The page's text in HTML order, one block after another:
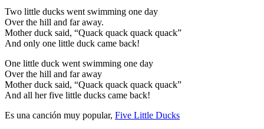
Two little ducks went swimming one day
Over the hill and far away.
Mother duck said, “Quack quack quack quack”
And only one little duck came back!
One little duck went swimming one day
Over the hill and far away
Mother duck said, “Quack quack quack quack”
And all her five little ducks came back!
Es una canción muy popular, Five Little Ducks